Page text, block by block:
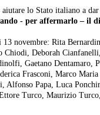
lo Stato italiano a
- per affermarlo – il
13 novembre: Rita
Chiodi, Deborah
Gaetano Dentamaro,
Frasconi, Marco
Papa, Luca
Turco, Maurizio